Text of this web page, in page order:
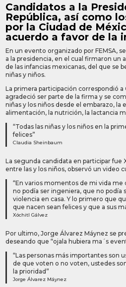
Candidatos a la
República, así como
por la Ciudad de
acuerdo a favor de la
En un evento organizado por FEMSA,
a la presidencia, en el cual firmaron un
de las infancias mexicanas, del que se
niñas y niños.
La primera participación correspondió a
agradeció ser parte de la firma y se
niñas y los niños desde el embarazo, la
alimentación, la nutrición, la lactancia
“Todas las niñas y los niños en la
felices”
Claudia Sheinbaum
La segunda candidata en participar fue
entre las y los niños, observó un video
“En varios momentos de mi vida me
no podía ser ingeniera, que no podía
violencia en casa. Y lo primero que
que nacen sean felices y que a sus
Xóchitl Gálvez
Por ultimo, Jorge Álvarez Máynez se
deseando que “ojala hubiera ma´s
“Las personas más importantes son
de que voten o no voten, ustedes
la prioridad”
Jorge Álvarez Máynez